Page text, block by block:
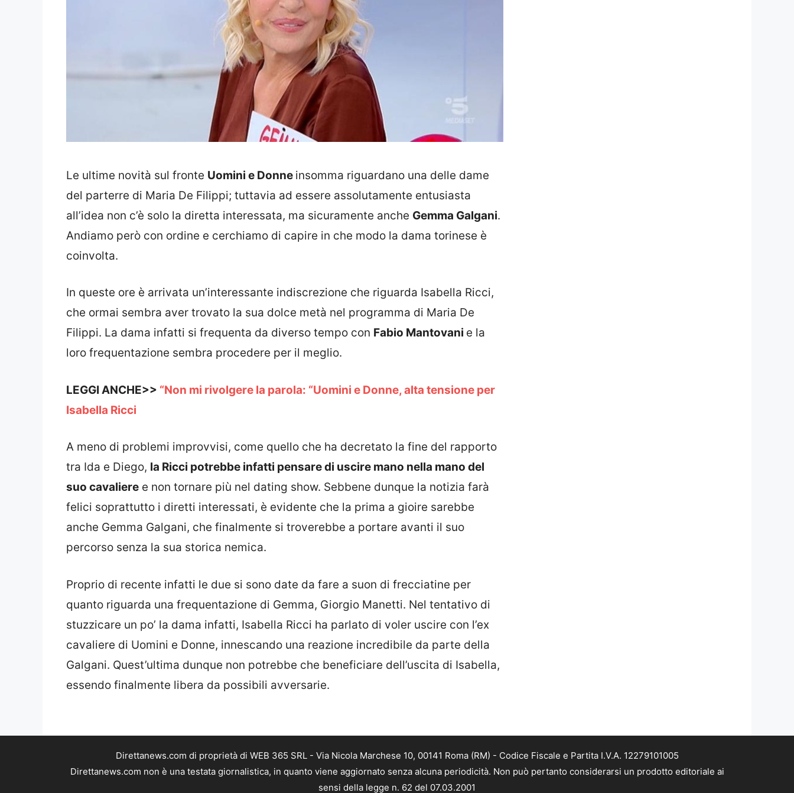
Le ultime novità sul fronte Uomini e Donne insomma riguardano una delle dame
del parterre di Maria De Filippi; tuttavia ad essere assolutamente entusiasta
all’idea non c’è solo la diretta interessata, ma sicuramente anche Gemma Galgani.
Andiamo però con ordine e cerchiamo di capire in che modo la dama torinese è
coinvolta.
In queste ore è arrivata un’interessante indiscrezione che riguarda Isabella Ricci,
che ormai sembra aver trovato la sua dolce metà nel programma di Maria De
Filippi. La dama infatti si frequenta da diverso tempo con Fabio Mantovani e la
loro frequentazione sembra procedere per il meglio.
LEGGI ANCHE>> “Non mi rivolgere la parola: “Uomini e Donne, alta tensione per
Isabella Ricci
A meno di problemi improvvisi, come quello che ha decretato la fine del rapporto
tra Ida e Diego, la Ricci potrebbe infatti pensare di uscire mano nella mano del
suo cavaliere e non tornare più nel dating show. Sebbene dunque la notizia farà
felici soprattutto i diretti interessati, è evidente che la prima a gioire sarebbe
anche Gemma Galgani, che finalmente si troverebbe a portare avanti il suo
percorso senza la sua storica nemica.
Proprio di recente infatti le due si sono date da fare a suon di frecciatine per
quanto riguarda una frequentazione di Gemma, Giorgio Manetti. Nel tentativo di
stuzzicare un po’ la dama infatti, Isabella Ricci ha parlato di voler uscire con l’ex
cavaliere di Uomini e Donne, innescando una reazione incredibile da parte della
Galgani. Quest’ultima dunque non potrebbe che beneficiare dell’uscita di Isabella,
essendo finalmente libera da possibili avversarie.
Direttanews.com di proprietà di WEB 365 SRL - Via Nicola Marchese 10, 00141 Roma (RM) - Codice Fiscale e Partita I.V.A. 12279101005
Direttanews.com non è una testata giornalistica, in quanto viene aggiornato senza alcuna periodicità. Non può pertanto considerarsi un prodotto editoriale ai
sensi della legge n. 62 del 07.03.2001